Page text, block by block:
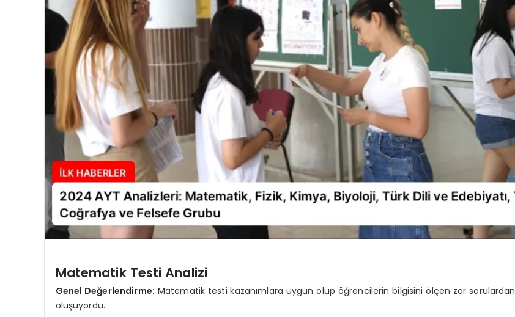
Matematik Testi Analizi
Genel Değerlendirme: Matematik testi kazanımlara uygun olup öğrencilerin bilgisini ölçen zor sorulardan
oluşuyordu.